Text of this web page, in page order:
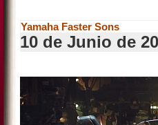
Yamaha Faster Sons
10 de Junio de